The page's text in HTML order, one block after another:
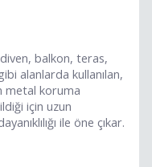
balkon, teras,
alanlarda kullanılan,
metal koruma
için uzun
ile öne çıkar.